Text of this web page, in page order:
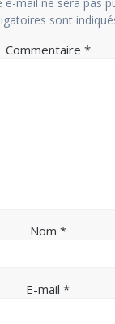
sont
Commentaire *
Nom *
E-mail *